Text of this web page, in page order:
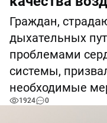
Граждан,
дыхательных
проблемами
системы,
необходимые
1924 0